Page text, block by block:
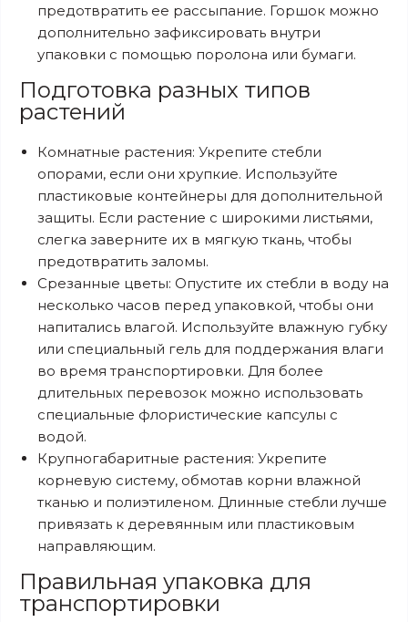
предотвратить ее рассыпание. Горшок можно
дополнительно зафиксировать внутри
упаковки с помощью поролона или бумаги.
Подготовка разных типов
растений
Комнатные растения: Укрепите стебли
опорами, если они хрупкие. Используйте
пластиковые контейнеры для дополнительной
защиты. Если растение с широкими листьями,
слегка заверните их в мягкую ткань, чтобы
предотвратить заломы.
Срезанные цветы: Опустите их стебли в воду на
несколько часов перед упаковкой, чтобы они
напитались влагой. Используйте влажную губку
или специальный гель для поддержания влаги
во время транспортировки. Для более
длительных перевозок можно использовать
специальные флористические капсулы с
водой.
Крупногабаритные растения: Укрепите
корневую систему, обмотав корни влажной
тканью и полиэтиленом. Длинные стебли лучше
привязать к деревянным или пластиковым
направляющим.
Правильная упаковка для
транспортировки